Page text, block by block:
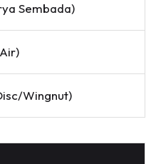
Sembada)
Wingnut)